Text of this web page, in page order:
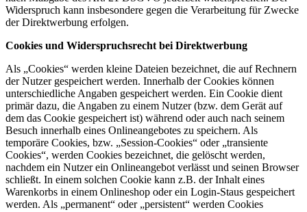
Widerspruch kann insbesondere gegen die Verarbeitung für Zwecke
der Direktwerbung erfolgen.
Cookies und Widerspruchsrecht bei Direktwerbung
Als „Cookies“ werden kleine Dateien bezeichnet, die auf Rechnern
der Nutzer gespeichert werden. Innerhalb der Cookies können
unterschiedliche Angaben gespeichert werden. Ein Cookie dient
primär dazu, die Angaben zu einem Nutzer (bzw. dem Gerät auf
dem das Cookie gespeichert ist) während oder auch nach seinem
Besuch innerhalb eines Onlineangebotes zu speichern. Als
temporäre Cookies, bzw. „Session-Cookies“ oder „transiente
Cookies“, werden Cookies bezeichnet, die gelöscht werden,
nachdem ein Nutzer ein Onlineangebot verlässt und seinen Browser
schließt. In einem solchen Cookie kann z.B. der Inhalt eines
Warenkorbs in einem Onlineshop oder ein Login-Staus gespeichert
werden. Als „permanent“ oder „persistent“ werden Cookies